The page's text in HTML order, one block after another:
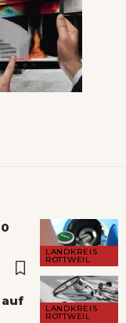
LANDKREIS
ROTTWEIL
LANDKREIS
ROTTWEIL